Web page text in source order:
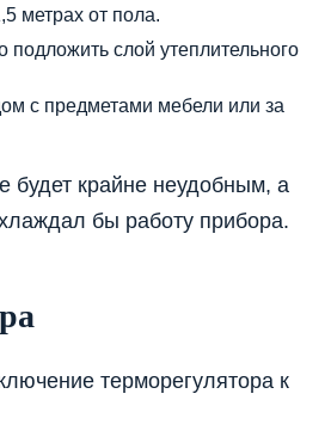
метрах от пола.
слой утеплительного
с предметами мебели или за
будет крайне неудобным, а
бы работу прибора.
терморегулятора к